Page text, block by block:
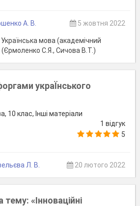
А. В. 5 жовтня 2022
Українська мова (академічний
(Єрмоленко С.Я., Сичова В.Т.)
украЇнського
10 клас, Інші матеріали
1 відгук
5
Л. В. 20 лютого 2022
«Інноваційні